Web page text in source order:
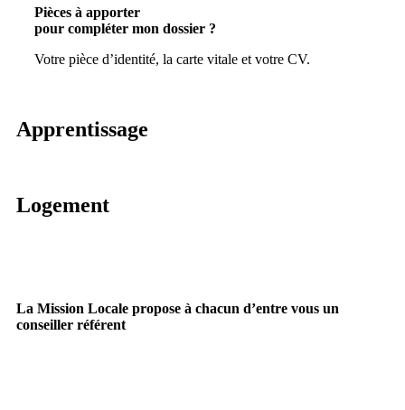
Pièces à apporter
pour compléter mon dossier ?
Votre pièce d’identité, la carte vitale et votre CV.
Apprentissage
Logement
La Mission Locale propose à chacun d’entre vous un
conseiller référent